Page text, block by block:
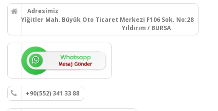
Adresimiz
Yiğitler Mah. Büyük Oto Ticaret Merkezi F106 Sok. No:28
Yıldırım / BURSA
+90(552) 341 33 88